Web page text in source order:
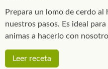
Prepara un lomo de cerdo
nuestros pasos. Es ideal
animas a hacerlo con
Leer receta